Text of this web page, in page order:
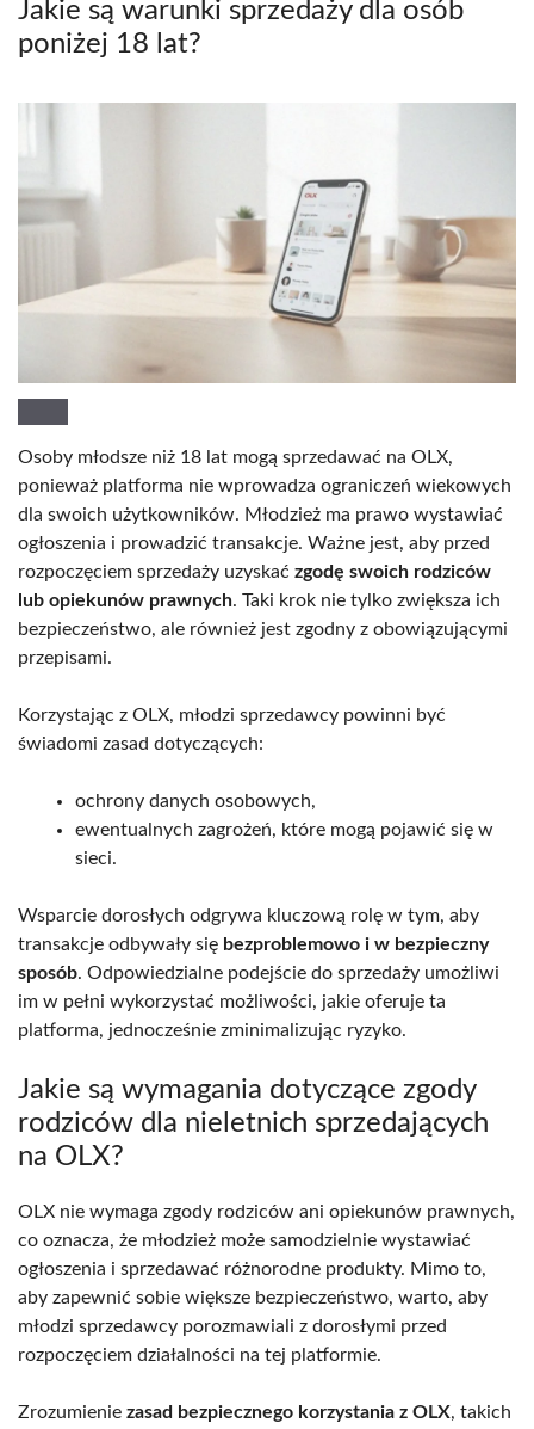
Jakie są warunki sprzedaży dla osób
poniżej 18 lat?
Osoby młodsze niż 18 lat mogą sprzedawać na OLX,
ponieważ platforma nie wprowadza ograniczeń wiekowych
dla swoich użytkowników. Młodzież ma prawo wystawiać
ogłoszenia i prowadzić transakcje. Ważne jest, aby przed
rozpoczęciem sprzedaży uzyskać zgodę swoich rodziców
lub opiekunów prawnych. Taki krok nie tylko zwiększa ich
bezpieczeństwo, ale również jest zgodny z obowiązującymi
przepisami.
Korzystając z OLX, młodzi sprzedawcy powinni być
świadomi zasad dotyczących:
ochrony danych osobowych,
ewentualnych zagrożeń, które mogą pojawić się w
sieci.
Wsparcie dorosłych odgrywa kluczową rolę w tym, aby
transakcje odbywały się bezproblemowo i w bezpieczny
sposób. Odpowiedzialne podejście do sprzedaży umożliwi
im w pełni wykorzystać możliwości, jakie oferuje ta
platforma, jednocześnie zminimalizując ryzyko.
Jakie są wymagania dotyczące zgody
rodziców dla nieletnich sprzedających
na OLX?
OLX nie wymaga zgody rodziców ani opiekunów prawnych,
co oznacza, że młodzież może samodzielnie wystawiać
ogłoszenia i sprzedawać różnorodne produkty. Mimo to,
aby zapewnić sobie większe bezpieczeństwo, warto, aby
młodzi sprzedawcy porozmawiali z dorosłymi przed
rozpoczęciem działalności na tej platformie.
Zrozumienie zasad bezpiecznego korzystania z OLX, takich